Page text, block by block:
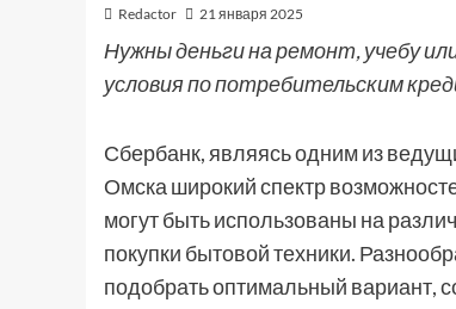
Redactor 21 января 2025
Нужны деньги на ремонт, учебу
условия по потребительским
Сбербанк, являясь одним из
Омска широкий спектр
могут быть использованы на
покупки бытовой техники.
подобрать оптимальный вариант,